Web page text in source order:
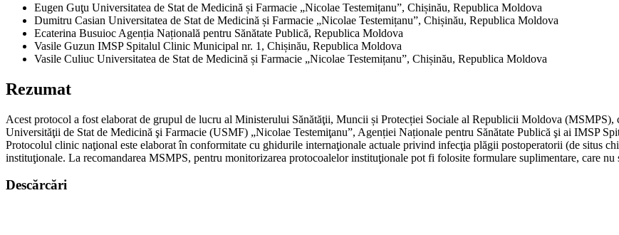
Eugen Guţu Universitatea de Stat de Medicină și Farmacie „Nicolae Testemițanu”, Chișinău, Republica Moldova
Dumitru Casian Universitatea de Stat de Medicină și Farmacie „Nicolae Testemițanu”, Chișinău, Republica Moldova
Ecaterina Busuioc Agenția Națională pentru Sănătate Publică, Republica Moldova
Vasile Guzun IMSP Spitalul Clinic Municipal nr. 1, Chișinău, Republica Moldova
Vasile Culiuc Universitatea de Stat de Medicină și Farmacie „Nicolae Testemițanu”, Chișinău, Republica Moldova
Rezumat
Acest protocol a fost elaborat de grupul de lucru al Ministerului Sănătăţii, Muncii și Protecției Sociale al Republicii Moldova
Universităţii de Stat de Medicină şi Farmacie (USMF) „Nicolae Testemiţanu”, Agenției Naționale pentru Sănătate Publică şi ai IMSP
Protocolul clinic naţional este elaborat în conformitate cu ghidurile internaţionale actuale privind infecţia plăgii postoperatorii (de situs
instituţionale. La recomandarea MSMPS, pentru monitorizarea protocoalelor instituţionale pot fi folosite formulare suplimentare, care
Descărcări